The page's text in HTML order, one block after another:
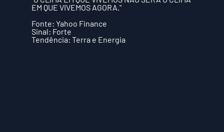
EM QUE VIVEMOS AGORA."
Fonte: Yahoo Finance
Sinal: Forte
Tendência: Terra e Energia